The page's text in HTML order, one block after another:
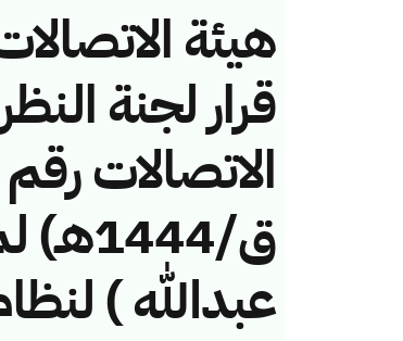
هيئة
قرار لجنة
ق/
عبدالله )